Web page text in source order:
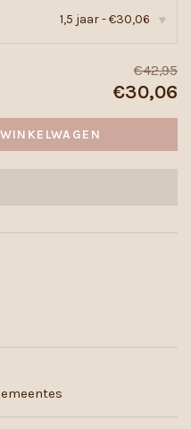
1,5 jaar - €30,06 ▾
€42,95
€30,06